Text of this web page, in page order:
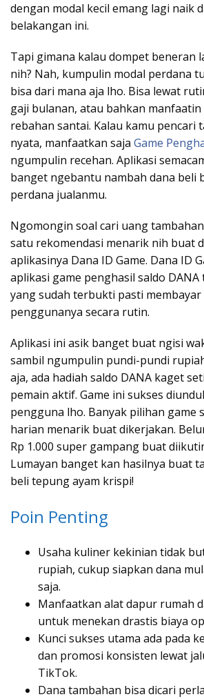
dengan modal kecil emang lagi naik
belakangan ini.
Tapi gimana kalau dompet beneran
nih? Nah, kumpulin modal perdana
bisa dari mana aja lho. Bisa lewat
gaji bulanan, atau bahkan manfaatin
rebahan santai. Kalau kamu pencari
nyata, manfaatkan saja Game
ngumpulin recehan. Aplikasi
banget ngebantu nambah dana beli
perdana jualanmu.
Ngomongin soal cari uang
satu rekomendasi menarik nih buat
aplikasinya Dana ID Game. Dana ID
aplikasi game penghasil saldo
yang sudah terbukti pasti membayar
penggunanya secara rutin.
Aplikasi ini asik banget buat ngisi
sambil ngumpulin pundi-pundi
aja, ada hadiah saldo DANA kaget
pemain aktif. Game ini sukses
pengguna lho. Banyak pilihan game
harian menarik buat dikerjakan.
Rp 1.000 super gampang buat
Lumayan banget kan hasilnya buat
beli tepung ayam krispi!
Poin Penting
Usaha kuliner kekinian tidak
rupiah, cukup siapkan dana
saja.
Manfaatkan alat dapur rumah
untuk menekan drastis biaya
Kunci sukses utama ada pada
dan promosi konsisten lewat
TikTok.
Dana tambahan bisa dicari